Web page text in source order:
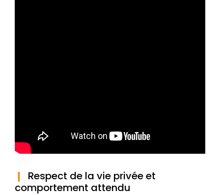
Respect de la vie privée et
comportement attendu